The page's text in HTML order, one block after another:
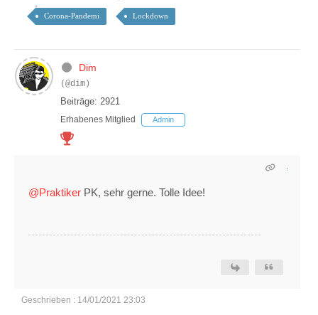
Corona-Pandemi Lockdown
Dim
(@dim)
Beiträge: 2921
Erhabenes Mitglied Admin
@Praktiker PK, sehr gerne. Tolle Idee!
Geschrieben : 14/01/2021 23:03